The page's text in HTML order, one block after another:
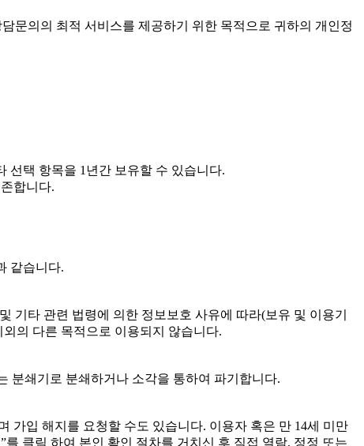
문의의 최적 서비스를 제공하기 위한 목적으로 귀하의 개인정
선택 항목을 1년간 보유할 수 있습니다.
합니다.
같습니다.
기타 관련 법령에 의한 정보보호 사유에 따라(보유 및 이용기
의 다른 목적으로 이용되지 않습니다.
분쇄기로 분쇄하거나 소각을 통하여 파기합니다.
가입 해지를 요청할 수도 있습니다. 이용자 혹은 만 14세 미만
를 클릭 하여 본인 확인 절차를 거치신 후 직접 열람, 정정 또는